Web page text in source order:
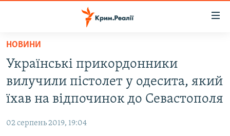
Перейти
основного
матеріалу
Перейти
до
основної
навігації
ВОДА.КРИМ
ВІДЕО ТА ФОТО
БЛОГИ
НОВИНИ
Українські прикордонники
вилучили пістолет у одесита, який
їхав на відпочинок до Севастополя
02 серпень 2019, 19:04